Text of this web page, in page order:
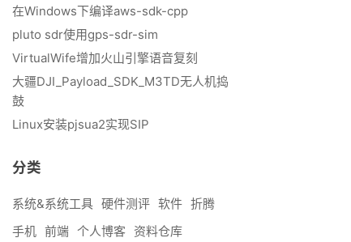
在Windows下编译aws-sdk-cpp
pluto sdr使用gps-sdr-sim
VirtualWife增加火山引擎语音复刻
大疆DJI_Payload_SDK_M3TD无人机捣
鼓
Linux安装pjsua2实现SIP
分类
系统&系统工具 硬件测评 软件 折腾
手机 前端 个人博客 资料仓库